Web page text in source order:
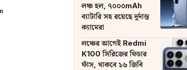
লঞ্চ হল, ৭০০০mAh
ব্যাটারি সহ রয়েছে দুর্দান্ত
ক্যামেরা
লঞ্চের আগেই Redmi
K100 সিরিজের ফিচার
ফাঁস, থাকবে ১৬ জিবি